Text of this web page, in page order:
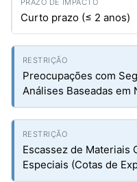
Curto prazo (≤ 2 anos)
Preocupações com
Análises Baseadas em
Escassez de Materiais
Especiais (Cotas de